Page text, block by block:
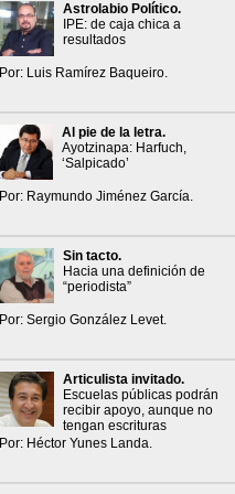
Astrolabio Político.
IPE: de caja chica a
resultados
Por: Luis Ramírez Baqueiro.
Al pie de la letra.
Ayotzinapa: Harfuch,
‘Salpicado’
Por: Raymundo Jiménez García.
Sin tacto.
Hacia una definición de
“periodista”
Por: Sergio González Levet.
Articulista invitado.
Escuelas públicas podrán
recibir apoyo, aunque no
tengan escrituras
Por: Héctor Yunes Landa.